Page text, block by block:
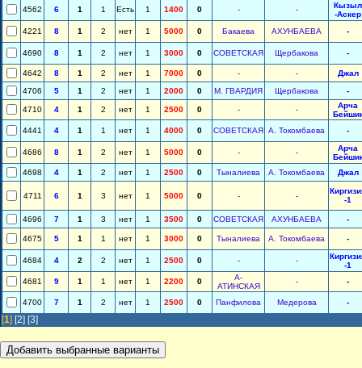
4562 6 1 1 Есть 1 1400 0 - -
Кызыл
-Аскер
4221
8 1 2 нет 1 5000 0 Бакаева АХУНБАЕВА -
4690 8 1 2 нет 1 3000 0 СОВЕТСКАЯ Щербакова -
4642 8 1 2 нет 1 7000 0 - -
Джал
4706
5 1 2 нет 1 2000 0 М. ГВАРДИЯ Щербакова -
4710 4 1 2 нет 1 2500 0 - -
Арча
4441
4 1 1 нет 1 4000 0 СОВЕТСКАЯ А. Токомбаева -
4686 8 1 2 нет 1 5000 0 - -
Арча
4698
4 1 2 нет 1 2500 0 Тыналиева А. Токомбаева Джал
4711 6 1 3 нет 1 5000 0 - -
-1
4696 7 1 3 нет 1 3500 0 СОВЕТСКАЯ АХУНБАЕВА -
4675 5 1 1 нет 1 3000 0 Тыналиева А. Токомбаева -
4684 4 2 2 нет 1 2500 0 - -
-1
4681
9 1 1 нет 1 2200 0
А-
АТИНСКАЯ
- -
4700 7 1 2 нет 1 2500 0 Панфилова Медерова -
[1] [2] [3]